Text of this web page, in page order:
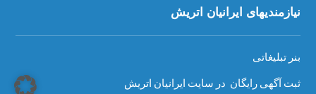
نیازمندیهای ایرانیان اتریش
بنر تبلیغاتی
ثبت آگهی رایگان در سایت ایرانیان اتریش